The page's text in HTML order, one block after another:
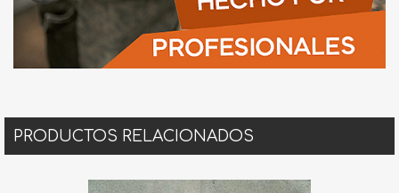
PRODUCTOS RELACIONADOS